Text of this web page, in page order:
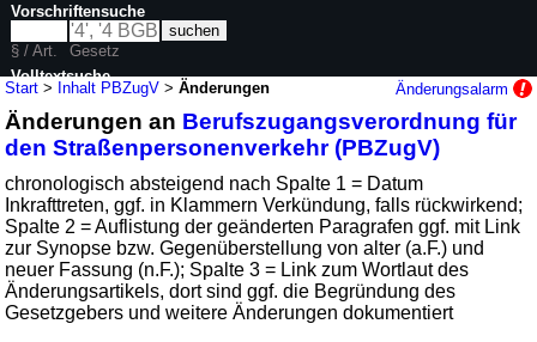
Start > Inhalt PBZugV >Änderungen Änderungsalarm
Änderungen an Berufszugangsverordnung für
den Straßenpersonenverkehr (PBZugV)
chronologisch absteigend nach Spalte 1 = Datum
Inkrafttreten, ggf. in Klammern Verkündung, falls rückwirkend;
Spalte 2 = Auflistung der geänderten Paragrafen ggf. mit Link
zur Synopse bzw. Gegenüberstellung von alter (a.F.) und
neuer Fassung (n.F.); Spalte 3 = Link zum Wortlaut des
Änderungsartikels, dort sind ggf. die Begründung des
Gesetzgebers und weitere Änderungen dokumentiert
Vorschriftensuche
§ / Art.
Gesetz
Volltextsuche
nur in PBZugV